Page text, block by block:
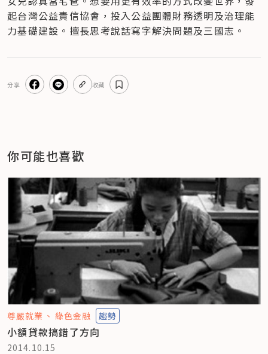
起台灣公益責信協會，投入公益團體財務透明及治理能
力基礎建設。擅長思考說話寫字解決問題及三國志。
分享 收藏
你可能也喜歡
尊嚴就業 綠色金融 趨勢
小額貸款搞錯了方向
2014.10.15